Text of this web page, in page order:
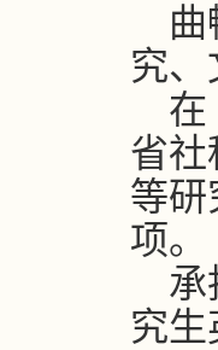
究
在
省社
等研
项。
承
究